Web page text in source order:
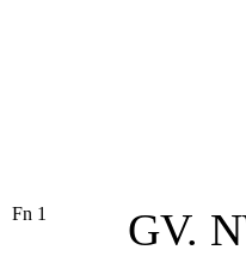
Fn 1
GV.